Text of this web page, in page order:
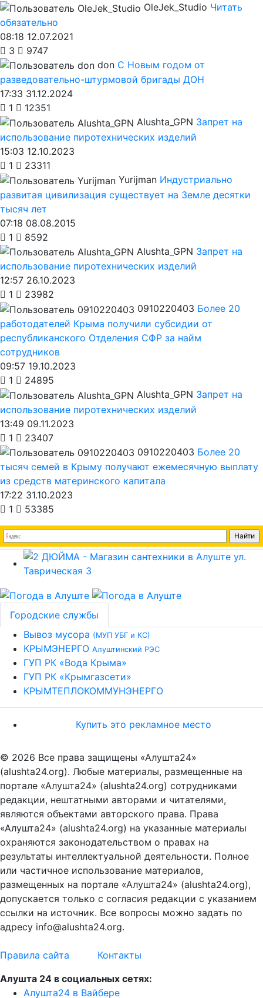
OleJek_Studio Читать
обязательно
08:18 12.07.2021
3
9747
don С Новым годом от
разведовательно-штурмовой бригады ДОН
17:33 31.12.2024
1
12351
Alushta_GPN Запрет на
использование пиротехнических изделий
15:03 12.10.2023
1
23311
Yurijman Индустриально
развитая цивилизация существует на Земле десятки
тысяч лет
07:18 08.08.2015
1
8592
Alushta_GPN Запрет на
использование пиротехнических изделий
12:57 26.10.2023
1
23982
0910220403 Более 20
работодателей Крыма получили субсидии от
республиканского Отделения СФР за найм
сотрудников
09:57 19.10.2023
1
24895
Alushta_GPN Запрет на
использование пиротехнических изделий
13:49 09.11.2023
1
23407
0910220403 Более 20
тысяч семей в Крыму получают ежемесячную выплату
из средств материнского капитала
17:22 31.10.2023
1
53385
Городские службы
Вывоз мусора (МУП УБГ и КС)
КРЫМЭНЕРГО Алуштинский РЭС
ГУП РК «Вода Крыма»
ГУП РК «Крымгазсети»
КРЫМТЕПЛОКОММУНЭНЕРГО
Купить это рекламное место
© 2026 Все права защищены «Алушта24»
(alushta24.org). Любые материалы, размещенные на
портале «Алушта24» (alushta24.org) сотрудниками
редакции, нештатными авторами и читателями,
являются объектами авторского права. Права
«Алушта24» (alushta24.org) на указанные материалы
охраняются законодательством о правах на
результаты интеллектуальной деятельности. Полное
или частичное использование материалов,
размещенных на портале «Алушта24» (alushta24.org),
допускается только с согласия редакции с указанием
ссылки на источник. Все вопросы можно задать по
адресу info@alushta24.org.
Правила сайта
Контакты
Алушта 24 в социальных сетях:
Алушта24 в Вайбере